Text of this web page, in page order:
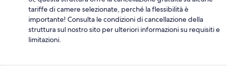
tariffe di camere selezionate, perché la flessibilità è
importante! Consulta le condizioni di cancellazione della
struttura sul nostro sito per ulteriori informazioni su requisiti e
limitazioni.